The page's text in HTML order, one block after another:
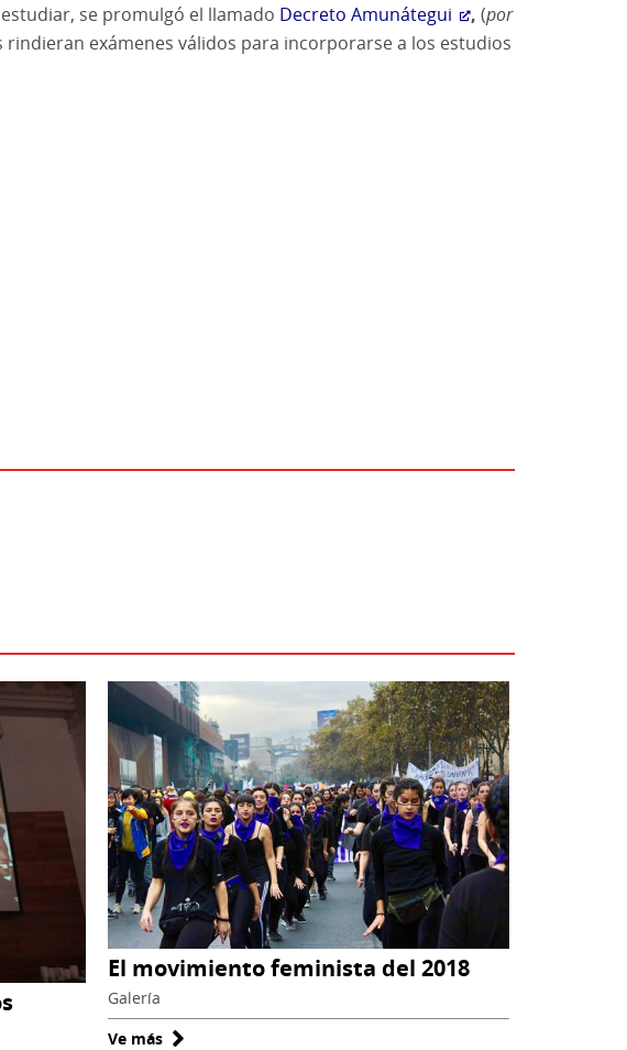
se promulgó el llamado Decreto Amunátegui , (por
exámenes válidos para incorporarse a los estudios
El movimiento feminista del 2018
Galería
Ve más sobre